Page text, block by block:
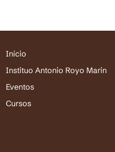
Início
Instituo Antonio Royo Marin
Eventos
Cursos